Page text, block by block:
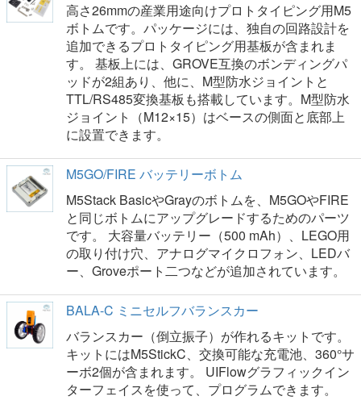
高さ26mmの産業用途向けプロトタイピング用M5
ボトムです。パッケージには、独自の回路設計を
追加できるプロトタイピング用基板が含まれま
す。 基板上には、GROVE互換のボンディングパ
ッドが2組あり、他に、M型防水ジョイントと
TTL/RS485変換基板も搭載しています。M型防水
ジョイント（M12×15）はベースの側面と底部上
に設置できます。
M5GO/FIRE バッテリーボトム
M5Stack BasicやGrayのボトムを、M5GOやFIRE
と同じボトムにアップグレードするためのパーツ
です。 大容量バッテリー（500 mAh）、LEGO用
の取り付け穴、アナログマイクロフォン、LEDバ
ー、Groveポート二つなどが追加されています。
BALA-C ミニセルフバランスカー
バランスカー（倒立振子）が作れるキットです。
キットにはM5StickC、交換可能な充電池、360°サ
ーボ2個が含まれます。 UIFlowグラフィックイン
ターフェイスを使って、プログラムできます。